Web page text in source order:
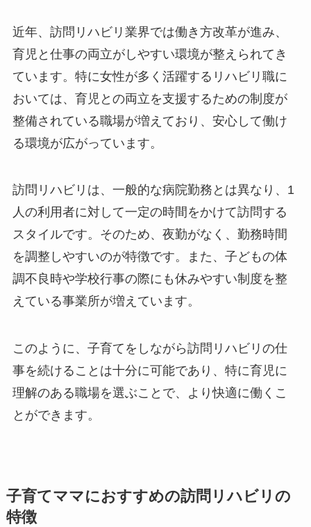
近年、訪問リハビリ業界では働き方改革が進み、
育児と仕事の両立がしやすい環境が整えられてき
ています。特に女性が多く活躍するリハビリ職に
おいては、育児との両立を支援するための制度が
整備されている職場が増えており、安心して働け
る環境が広がっています。
訪問リハビリは、一般的な病院勤務とは異なり、1
人の利用者に対して一定の時間をかけて訪問する
スタイルです。そのため、夜勤がなく、勤務時間
を調整しやすいのが特徴です。また、子どもの体
調不良時や学校行事の際にも休みやすい制度を整
えている事業所が増えています。
このように、子育てをしながら訪問リハビリの仕
事を続けることは十分に可能であり、特に育児に
理解のある職場を選ぶことで、より快適に働くこ
とができます。
子育てママにおすすめの訪問リハビリの
特徴